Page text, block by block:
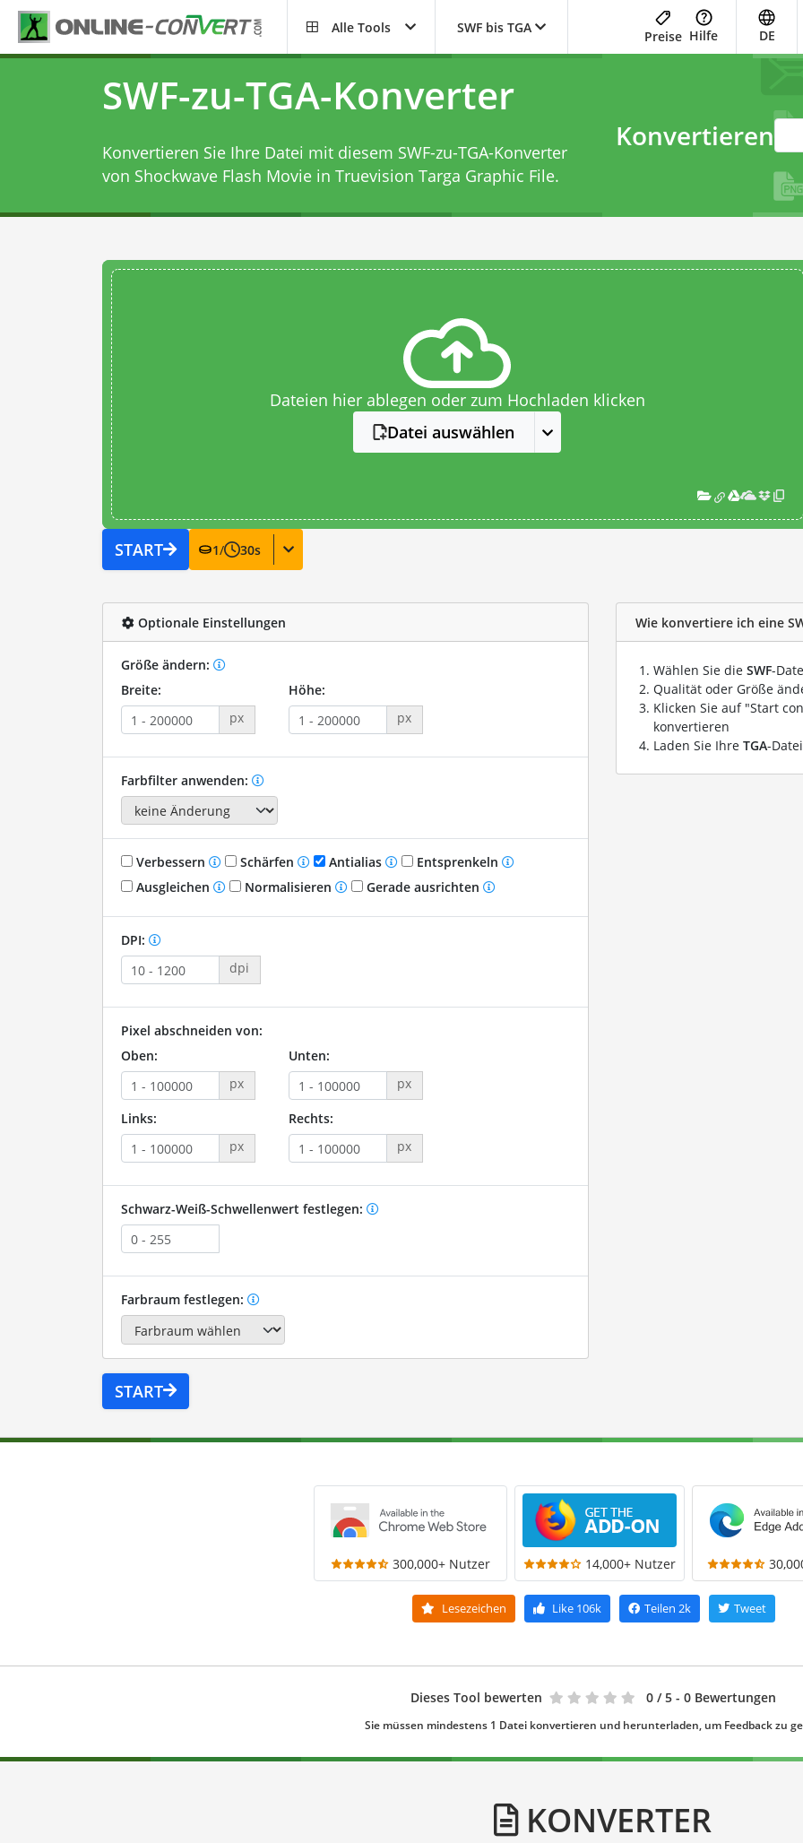
Alle Tools SWF bis TGA
Preise Hilfe DE
SWF-zu-TGA-Konverter
Konvertieren Sie Ihre Datei mit diesem SWF-zu-TGA-Konverter
von Shockwave Flash Movie in Truevision Targa Graphic File.
Konvertieren
Dateien hier ablegen oder zum Hochladen klicken
Datei auswählen
START 1/ 30s
Optionale Einstellungen
Größe ändern:
Breite:
px
Höhe:
px
Farbfilter anwenden:
Verbessern Schärfen Antialias
Entsprenkeln
Ausgleichen
Normalisieren Gerade ausrichten
DPI:
dpi
Pixel abschneiden von:
Oben:
px
Unten:
px
Links:
px
Rechts:
px
Schwarz-Weiß-Schwellenwert festlegen:
Farbraum festlegen:
START
Wie konvertiere ich eine
Wählen Sie die SWF-
Qualität oder Größe
Klicken Sie auf "Start
konvertieren
Laden Sie Ihre TGA-
300,000+ Nutzer 14,000+ Nutzer
Lesezeichen Like106k Teilen 2k Tweet
Dieses Tool bewerten 0 / 5 - 0 Bewertungen
Sie müssen mindestens 1 Datei konvertieren und herunterladen, um Feedback zu
KONVERTER